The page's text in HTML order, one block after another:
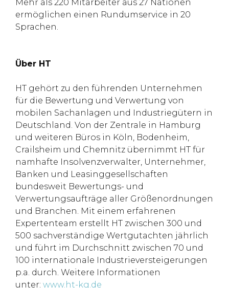
Mehr als 220 Mitarbeiter aus 27 Nationen
ermöglichen einen Rundumservice in 20
Sprachen.
Über HT
HT gehört zu den führenden Unternehmen
für die Bewertung und Verwertung von
mobilen Sachanlagen und Industriegütern in
Deutschland. Von der Zentrale in Hamburg
und weiteren Büros in Köln, Bodenheim,
Crailsheim und Chemnitz übernimmt HT für
namhafte Insolvenzverwalter, Unternehmer,
Banken und Leasinggesellschaften
bundesweit Bewertungs- und
Verwertungsaufträge aller Größenordnungen
und Branchen. Mit einem erfahrenen
Expertenteam erstellt HT zwischen 300 und
500 sachverständige Wertgutachten jährlich
und führt im Durchschnitt zwischen 70 und
100 internationale Industrieversteigerungen
p.a. durch. Weitere Informationen
unter: www.ht-kg.de